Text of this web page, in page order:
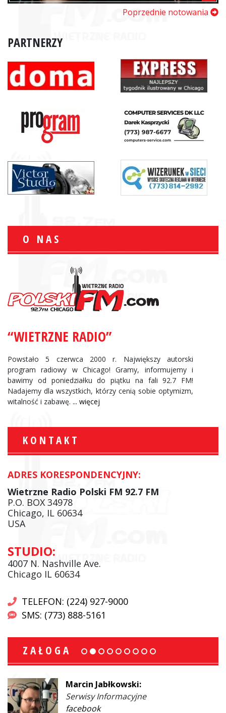
Poprzednie notowania
PARTNERZY
O NAS
“WIETRZNE RADIO”
Powstało 5 czerwca 2000 r. Największy autorski
program radiowy w Chicago! Gramy, informujemy i
bawimy od poniedziałku do piątku na fali 92.7 FM!
Nadajemy dla wszystkich, którzy cenią sobie optymizm,
witalność i zabawę. ... więcej
KONTAKT
ADRES KORESPONDENCYJNY:
Wietrzne Radio Polski FM 92.7 FM
P.O. BOX 34978
Chicago, IL 60634
USA
STUDIO:
4007 N. Nashville Ave.
Chicago IL 60634
TELEFON: (224) 927-9000
SMS: (773) 888-5161
ZAŁOGA
Marcin Jabłkowski:
Serwisy Informacyjne
facebook